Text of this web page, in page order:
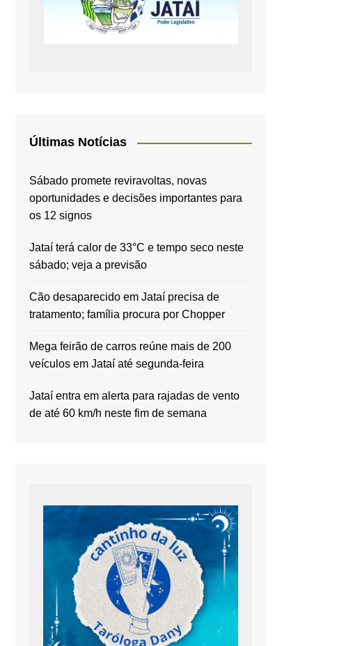
Últimas Notícias
Sábado promete reviravoltas, novas
oportunidades e decisões importantes para
os 12 signos
Jataí terá calor de 33°C e tempo seco neste
sábado; veja a previsão
Cão desaparecido em Jataí precisa de
tratamento; família procura por Chopper
Mega feirão de carros reúne mais de 200
veículos em Jataí até segunda-feira
Jataí entra em alerta para rajadas de vento
de até 60 km/h neste fim de semana